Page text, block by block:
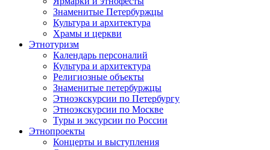
Знаменитые Петербуржцы
Культура и архитектура
Храмы и церкви
Этнотуризм
Календарь персоналий
Культура и архитектура
Религиозные объекты
Знаменитые петербуржцы
Этноэкскурсии по Петербургу
Этноэкскурсии по Москве
Туры и эксурсии по России
Этнопроекты
Концерты и выступления